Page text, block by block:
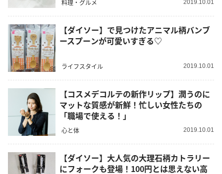
料理・グルメ 2019.10.01
【ダイソー】で見つけたアニマル柄バンブ
ースプーンが可愛いすぎる♡
ライフスタイル 2019.10.01
【コスメデコルテの新作リップ】潤うのに
マットな質感が新鮮！忙しい女性たちの
「職場で使える！」
心と体 2019.10.01
【ダイソー】大人気の大理石柄カトラリー
にフォークも登場！100円とは思えない高